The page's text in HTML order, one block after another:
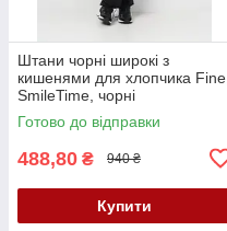
Штани чорні широкі з
кишенями для хлопчика Fine,
SmileTime, чорні
Готово до відправки
488,80 ₴ 940 ₴
Купити